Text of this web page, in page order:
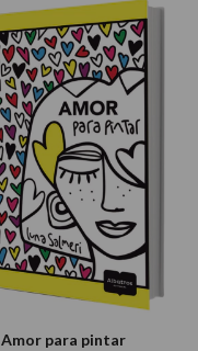
Amor para pintar